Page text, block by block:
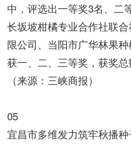
中，评选出一等奖3名、二
长坂坡柑橘专业合作社联
限公司、当阳市广华林果
获一、二、三等奖，获奖总
（来源：三峡商报）
05
宜昌市多维发力筑牢秋播